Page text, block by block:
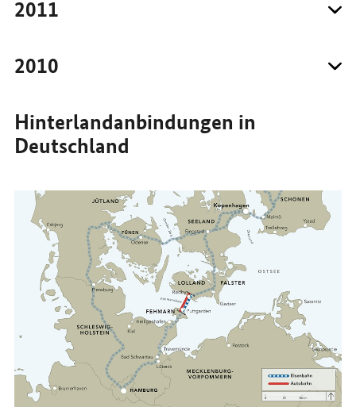
2011
2010
Hinterlandanbindungen in
Deutschland